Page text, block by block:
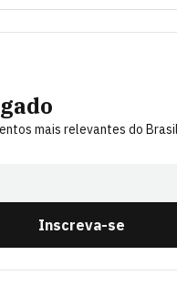
mais relevantes do
Inscreva-se